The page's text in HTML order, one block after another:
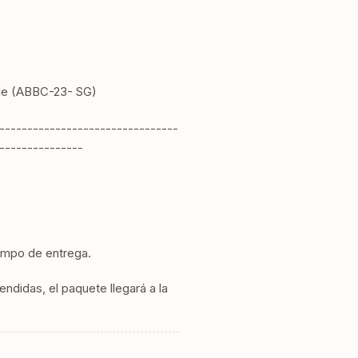
(ABBC-23- SG)
de entrega.
el paquete llegará a la